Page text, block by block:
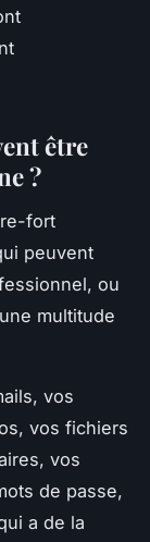
être
?
fort
peuvent
ou
multitude
vos
vos fichiers
vos
de passe,
a de la